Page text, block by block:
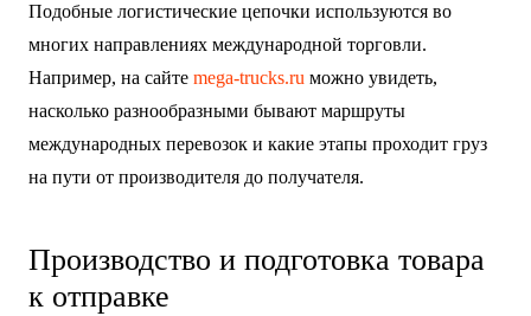
Подобные логистические цепочки используются во
многих направлениях международной торговли.
Например, на сайте mega-trucks.ru можно увидеть,
насколько разнообразными бывают маршруты
международных перевозок и какие этапы проходит груз
на пути от производителя до получателя.
Производство и подготовка товара
к отправке